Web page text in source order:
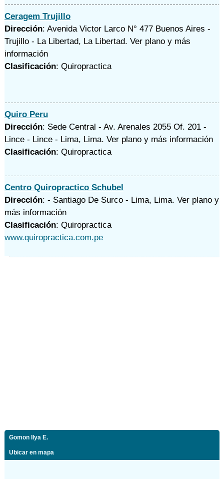
Ceragem Trujillo
Dirección: Avenida Victor Larco N° 477 Buenos Aires -
Trujillo - La Libertad, La Libertad. Ver plano y más
información
Clasificación: Quiropractica
Quiro Peru
Dirección: Sede Central - Av. Arenales 2055 Of. 201 -
Lince - Lince - Lima, Lima. Ver plano y más información
Clasificación: Quiropractica
Centro Quiropractico Schubel
Dirección: - Santiago De Surco - Lima, Lima. Ver plano y
más información
Clasificación: Quiropractica
www.quiropractica.com.pe
Gomon Ilya E.
Ubicar en mapa